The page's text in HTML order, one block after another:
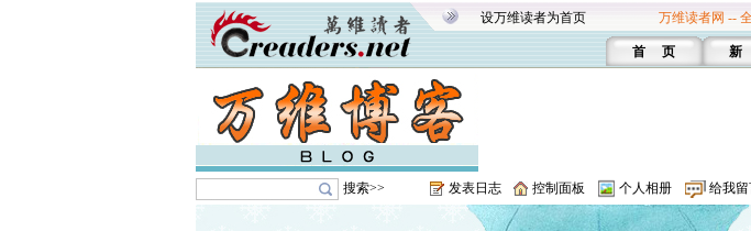
设万维读者为首页 万维读者网 --
首 页 新
搜索>> 发表日志 控制面板 个人相册 给我留